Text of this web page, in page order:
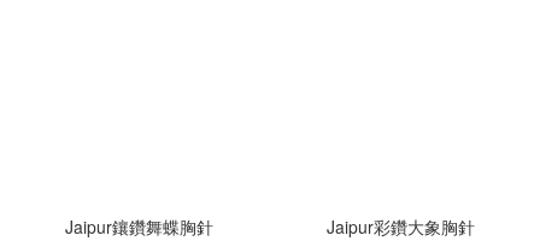
Jaipur鑲鑽舞蝶胸針 Jaipur彩鑽大象胸針